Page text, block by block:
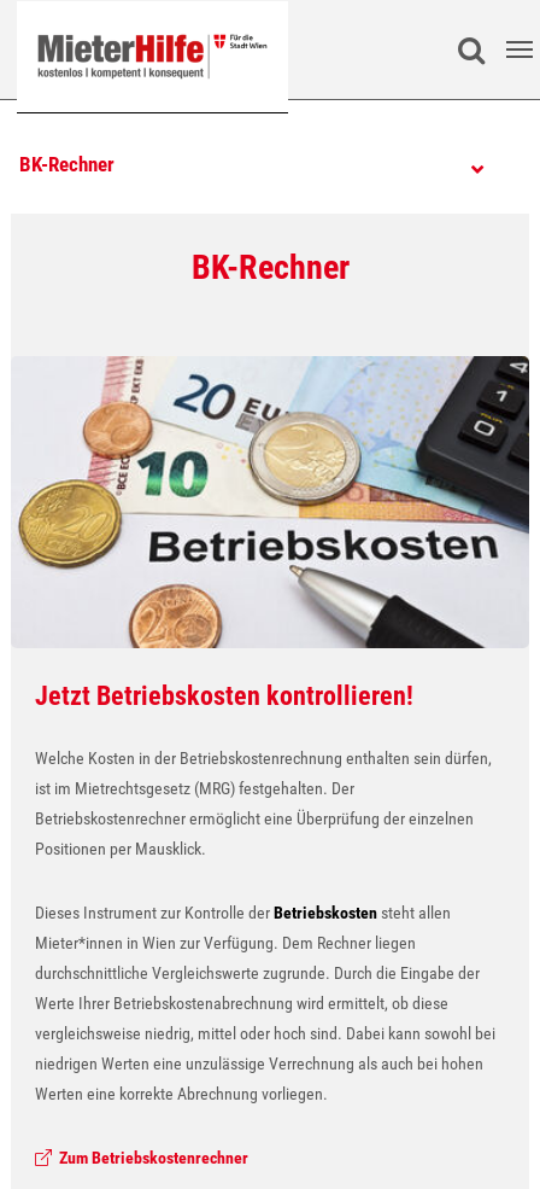
Search
BK-Rechner
BK-Rechner
Jetzt Betriebskosten kontrollieren!
Welche Kosten in der Betriebskostenrechnung enthalten sein dürfen,
ist im Mietrechtsgesetz (MRG) festgehalten. Der
Betriebskostenrechner ermöglicht eine Überprüfung der einzelnen
Positionen per Mausklick.
Dieses Instrument zur Kontrolle derBetriebskostensteht allen
Mieter*innen in Wien zur Verfügung. Dem Rechner liegen
durchschnittliche Vergleichswerte zugrunde. Durch die Eingabe der
Werte Ihrer Betriebskostenabrechnung wird ermittelt, ob diese
vergleichsweise niedrig, mittel oder hoch sind. Dabei kann sowohl bei
niedrigen Werten eine unzulässige Verrechnung als auch bei hohen
Werten eine korrekte Abrechnung vorliegen.
Zum Betriebskostenrechner